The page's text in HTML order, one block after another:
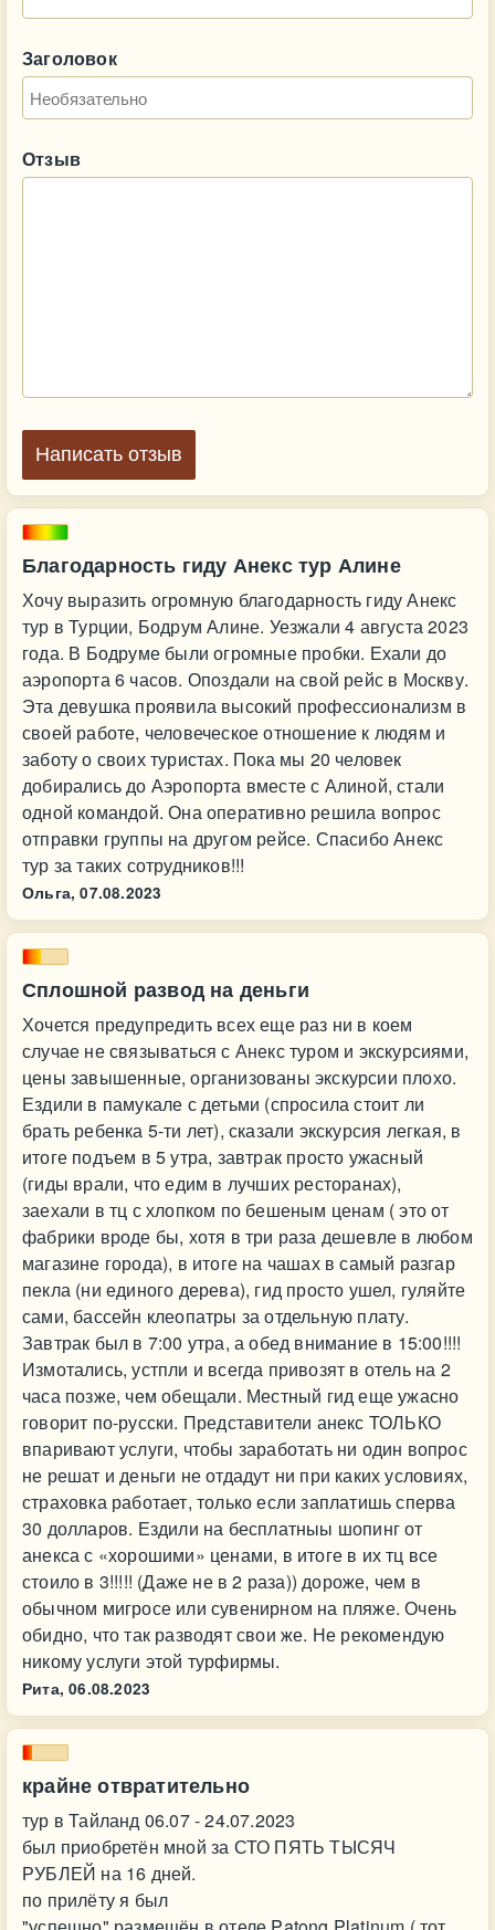
Благодарность гиду Анекс тур Алине
Хочу выразить огромную благодарность гиду Анекс
тур в Турции, Бодрум Алине. Уезжали 4 августа 2023
года. В Бодруме были огромные пробки. Ехали до
аэропорта 6 часов. Опоздали на свой рейс в Москву.
Эта девушка проявила высокий профессионализм в
своей работе, человеческое отношение к людям и
заботу о своих туристах. Пока мы 20 человек
добирались до Аэропорта вместе с Алиной, стали
одной командой. Она оперативно решила вопрос
отправки группы на другом рейсе. Спасибо Анекс
тур за таких сотрудников!!!
Ольга, 07.08.2023
Сплошной развод на деньги
Хочется предупредить всех еще раз ни в коем
случае не связываться с Анекс туром и экскурсиями,
цены завышенные, организованы экскурсии плохо.
Ездили в памукале с детьми (спросила стоит ли
брать ребенка 5-ти лет), сказали экскурсия легкая, в
итоге подъем в 5 утра, завтрак просто ужасный
(гиды врали, что едим в лучших ресторанах),
заехали в тц с хлопком по бешеным ценам ( это от
фабрики вроде бы, хотя в три раза дешевле в любом
магазине города), в итоге на чашах в самый разгар
пекла (ни единого дерева), гид просто ушел, гуляйте
сами, бассейн клеопатры за отдельную плату.
Завтрак был в 7:00 утра, а обед внимание в 15:00!!!!
Измотались, устпли и всегда привозят в отель на 2
часа позже, чем обещали. Местный гид еще ужасно
говорит по-русски. Представители анекс ТОЛЬКО
впаривают услуги, чтобы заработать ни один вопрос
не решат и деньги не отдадут ни при каких условиях,
страховка работает, только если заплатишь сперва
30 долларов. Ездили на бесплатныы шопинг от
анекса с «хорошими» ценами, в итоге в их тц все
стоило в 3!!!!! (Даже не в 2 раза)) дороже, чем в
обычном мигросе или сувенирном на пляже. Очень
обидно, что так разводят свои же. Не рекомендую
никому услуги этой турфирмы.
Рита, 06.08.2023
крайне отвратительно
тур в Тайланд 06.07 - 24.07.2023
был приобретён мной за СТО ПЯТЬ ТЫСЯЧ
РУБЛЕЙ на 16 дней.
по прилёту я был
Заголовок
Отзыв
Написать отзыв